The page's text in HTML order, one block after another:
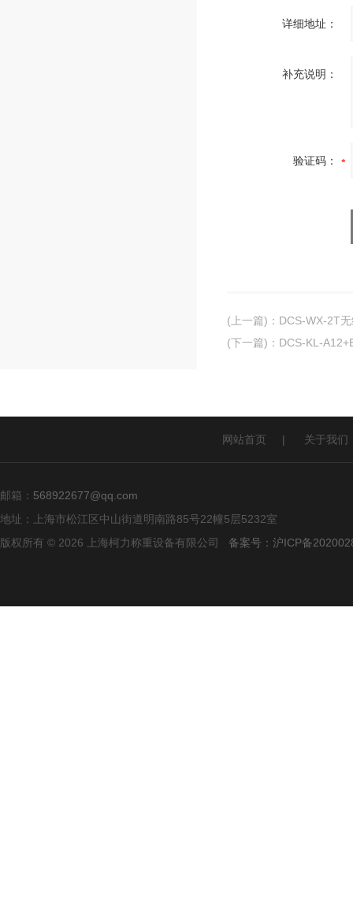
详细地址：
补充说明：
验证码：
(上一篇) ： DCS-WX-2T
(下一篇) ： DCS-KL-
网站首页 | 关于我们
邮箱： 568922677@qq.com
地址：上海市松江区中山街道明南路85号22幢5层5232室
版权所有 © 2026 上海柯力称重设备有限公司 备案号：沪ICP备